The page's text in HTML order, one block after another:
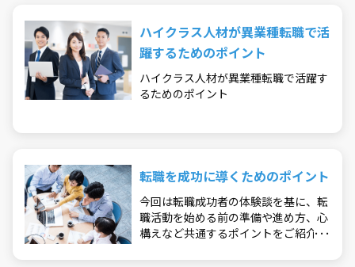
ハイクラス人材が異業種転職で活
躍するためのポイント
ハイクラス人材が異業種転職で活躍す
るためのポイント
転職を成功に導くためのポイント
今回は転職成功者の体験談を基に、転
職活動を始める前の準備や進め方、心
構えなど共通するポイントをご紹介し